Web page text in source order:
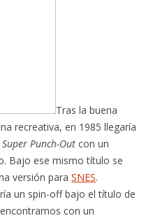
Tras la buena
recreativa, en 1985 llegaría
Super Punch-Out con un
Bajo ese mismo título se
versión paraSNES.
un spin-off bajo el título de
con un